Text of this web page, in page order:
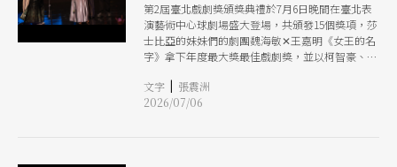
第2屆臺北戲劇獎頒獎典禮於7月6日晚間在臺北表
演藝術中心球劇場盛大登場，共頒發15個獎項，莎
士比亞的妹妹們的劇團魏海敏✕王嘉明《女王的名
字》拿下年度最大獎最佳戲劇獎，並以柯智豪、林
排演《別叫我成功：藝術界歸來的兒子》則抱回最
佳音樂劇獎與音樂劇傑出創作者獎（作曲張清
文字 | 張震洲
2026/07/06